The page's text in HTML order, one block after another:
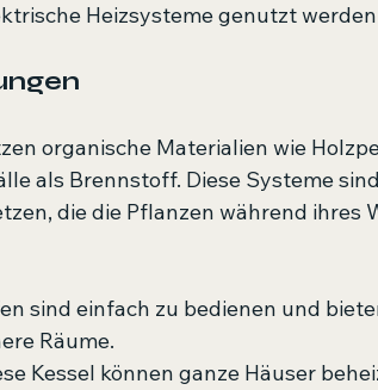
Heizsysteme genutzt
organische Materialien wie
als Brennstoff. Diese Systeme
die die Pflanzen während ihres
sind einfach zu bedienen und
Räume.
Kessel können ganze Häuser